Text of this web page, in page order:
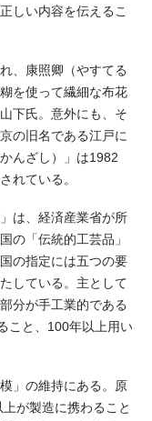
しい内容を伝えるこ
、康照卿（やすてる
を使って繊細な布花
下氏。意外にも、そ
の旧名である江戸に
んざし）」は1982
れている。
は、経済産業省が所
の「伝統的工芸品」
の指定には五つの要
している。主として
分が手工業的である
こと、100年以上用い
」の維持にある。原
が製造に携わること